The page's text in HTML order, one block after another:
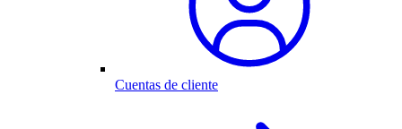
Cuentas de cliente